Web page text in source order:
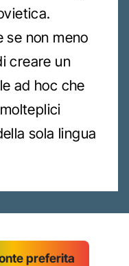
se non meno
creare un
ad hoc che
sola lingua
preferita